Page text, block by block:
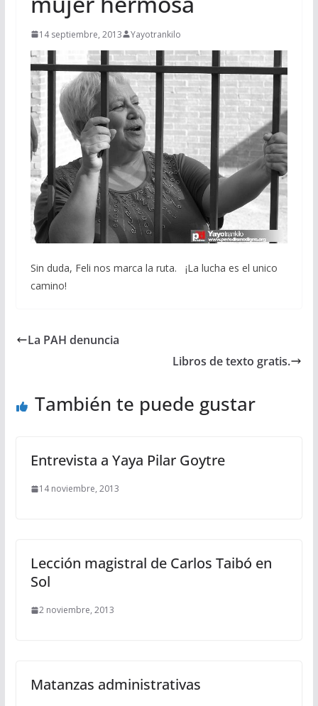
14 septiembre, 2013 Yayotrankilo
Sin duda, Feli nos marca la ruta. ¡La lucha es el unico
camino!
La PAH denuncia
Libros de texto gratis.
También te puede gustar
Entrevista a Yaya Pilar Goytre
14 noviembre, 2013
Lección magistral de Carlos Taibó en
Sol
2 noviembre, 2013
Matanzas administrativas